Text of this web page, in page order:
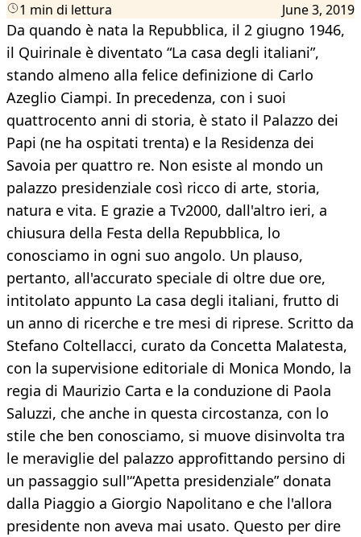
1 min di lettura June 3, 2019
Da quando è nata la Repubblica, il 2 giugno 1946,
il Quirinale è diventato “La casa degli italiani”,
stando almeno alla felice definizione di Carlo
Azeglio Ciampi. In precedenza, con i suoi
quattrocento anni di storia, è stato il Palazzo dei
Papi (ne ha ospitati trenta) e la Residenza dei
Savoia per quattro re. Non esiste al mondo un
palazzo presidenziale così ricco di arte, storia,
natura e vita. E grazie a Tv2000, dall'altro ieri, a
chiusura della Festa della Repubblica, lo
conosciamo in ogni suo angolo. Un plauso,
pertanto, all'accurato speciale di oltre due ore,
intitolato appunto La casa degli italiani, frutto di
un anno di ricerche e tre mesi di riprese. Scritto da
Stefano Coltellacci, curato da Concetta Malatesta,
con la supervisione editoriale di Monica Mondo, la
regia di Maurizio Carta e la conduzione di Paola
Saluzzi, che anche in questa circostanza, con lo
stile che ben conosciamo, si muove disinvolta tra
le meraviglie del palazzo approfittando persino di
un passaggio sull'“Apetta presidenziale” donata
dalla Piaggio a Giorgio Napolitano e che l'allora
presidente non aveva mai usato. Questo per dire